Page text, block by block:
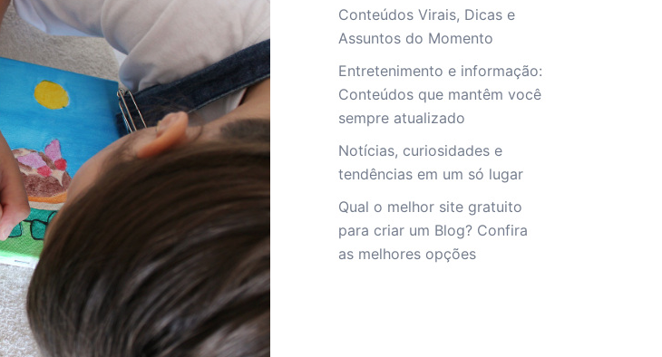
Conteúdos Virais, Dicas e
Assuntos do Momento
Entretenimento e informação:
Conteúdos que mantêm você
sempre atualizado
Notícias, curiosidades e
tendências em um só lugar
Qual o melhor site gratuito
para criar um Blog? Confira
as melhores opções